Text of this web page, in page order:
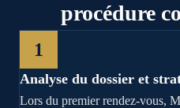
procédure
1
Analyse du dossier et
Lors du premier rendez-vous,